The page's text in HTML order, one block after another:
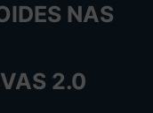
NAS
2.0